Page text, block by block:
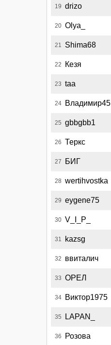
19 drizo
20 Olya_
21 Shima68
22 Кезя
23 taa
24 Владимир45
25 gbbgbb1
26 Теркс
27 БИГ
28 wertihvostka
29 eygene75
30 V_I_P_
31 kazsg
32 ввиталич
33 ОРЕЛ
34 Виктор1975
35 LAPAN_
36 Розова